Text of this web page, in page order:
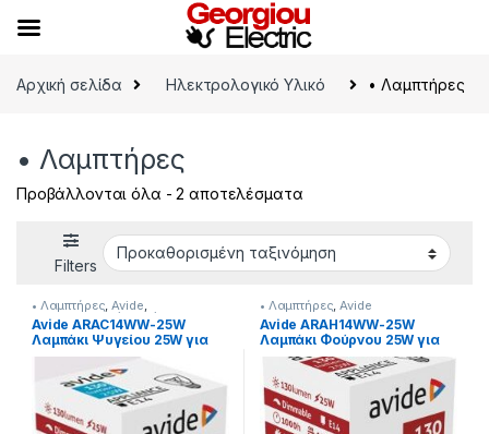
Αρχική σελίδα
Ηλεκτρολογικό Υλικό • Λαμπτήρες
• Λαμπτήρες
Προβάλλονται όλα - 2 αποτελέσματα
Filters
• Λαμπτήρες Avide
Ηλεκτρολογικό Υλικό
Avide ARAC14WW-25W
Λαμπάκι Ψυγείου 25W για
Ντουί E14
• Λαμπτήρες Avide
Avide ARAH14WW-25W
Λαμπάκι Φούρνου 25W για
Ντουί E14